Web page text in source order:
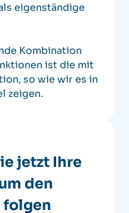
eigenständige
Kombination
ist die mit
so wie wir es in
zeigen.
jetzt Ihre
den
folgen